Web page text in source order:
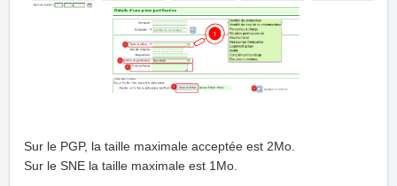
Sur le PGP, la taille maximale acceptée est 2Mo.
Sur le SNE la taille maximale est 1Mo.